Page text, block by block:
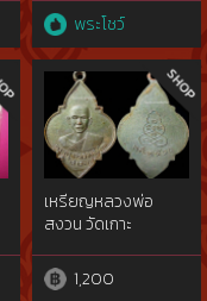
พระโชว์
เหรียญหลวงพ่อ
สงวน วัดเกาะ
25001,200